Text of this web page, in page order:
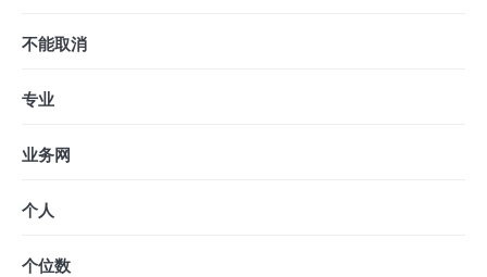
不能取消
专业
业务网
个人
个位数